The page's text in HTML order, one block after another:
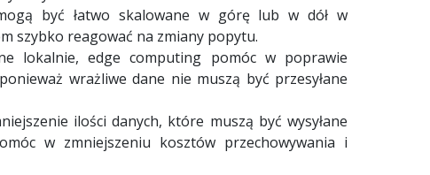
być łatwo skalowane w górę lub w dół w
szybko reagować na zmiany popytu.
lokalnie, edge computing pomóc w poprawie
wrażliwe dane nie muszą być przesyłane
ilości danych, które muszą być wysyłane
w zmniejszeniu kosztów przechowywania i